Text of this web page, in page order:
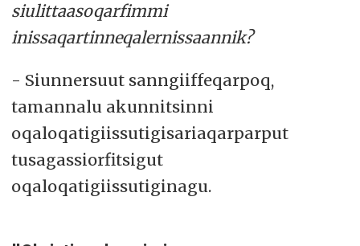
siulittaasoqarfimmi
inissaqartinneqalernissaannik?
- Siunnersuut sanngiiffeqarpoq,
tamannalu akunnitsinni
oqaloqatigiissutigisariaqarparput
tusagassiorfitsigut
oqaloqatigiissutiginagu.